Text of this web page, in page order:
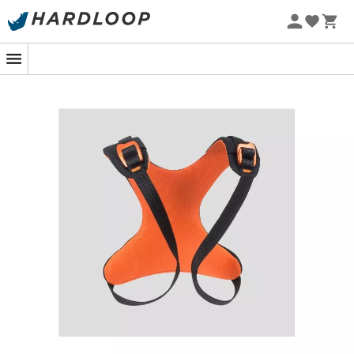
Promoções de verão 🔥 -5% EXTRA a partir de 2 produtos*
é umtorso ajustável
jovens escaladores, ideal para acompanhar um arnês
de escalada como os modelos ROOKIE, AEROTEAM ou
AEROPARK. Fácil de vestir e com um conforto notável,
mantém as crianças suspensas em uma
, mesmo para aquelas cujos quadris